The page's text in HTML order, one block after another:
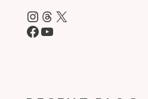
Instagram
Threads
X
Facebook
YouTube